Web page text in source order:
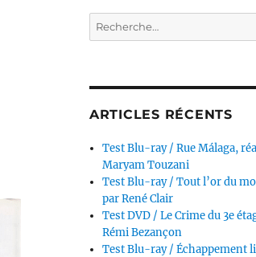
Recherche
pour :
ARTICLES RÉCENTS
Test Blu-ray / Rue Málaga,
Maryam Touzani
Test Blu-ray / Tout l’or du
par René Clair
Test DVD / Le Crime du 3e
Rémi Bezançon
Test Blu-ray / Échappement